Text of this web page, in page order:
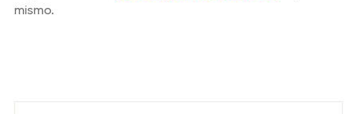
mismo.